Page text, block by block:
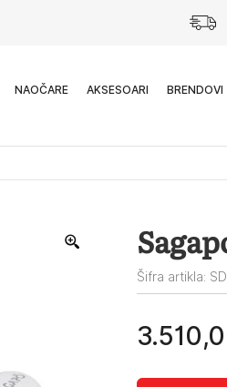
NAOČARE AKSESOARI BRENDOVI
Šifra artikla: